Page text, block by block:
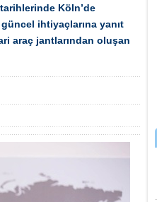
Köln’de
ihtiyaçlarına yanıt
araç jantlarından oluşan